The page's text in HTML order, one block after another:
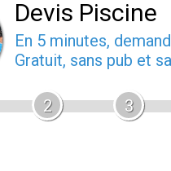
Devis Piscine
En 5 minutes,
Gratuit, sans pub et
2 3